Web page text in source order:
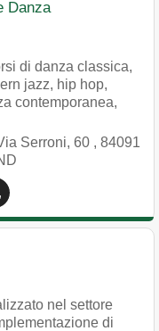
Danza
di danza classica,
jazz, hip hop,
contemporanea,
Serroni, 60 , 84091
nel settore
di